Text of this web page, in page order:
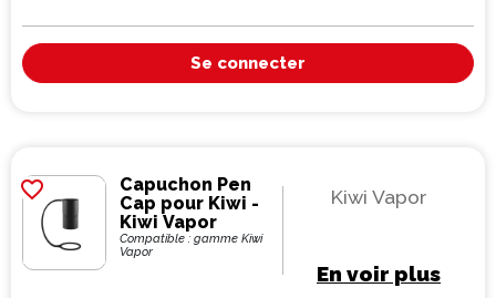
Se connecter
favorite_border
Capuchon Pen
Cap pour Kiwi -
Kiwi Vapor
Compatible : gamme Kiwi
Vapor
Kiwi Vapor
En voir plus